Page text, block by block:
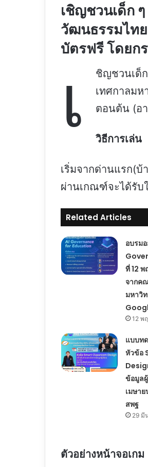
เชิญชวนเด็ก
วัฒนธรรมไท
บัตรฟรี โดยก
เ
ชิญชวนเด็
เทศกาลม
ตอนต้น (อ
วิธีการเล่น
เริ่มจากด่านแรก(
ผ่านเกณฑ์จะได้รับ
Related Articles
อบรม
ที่ 12
จากค
มหาวิ
12 พ
แบบท
หัวข้อ
ข้อมูล
เมษา
สพฐ
29 มี
ตัวอย่างหน้าจอเกม